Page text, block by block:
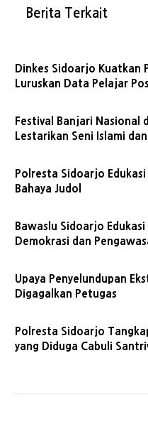
Berita Terkait
Dinkes Sidoarjo Kuatkan
Luruskan Data Pelajar
Festival Banjari Nasional
Lestarikan Seni Islami
Polresta Sidoarjo Edukasi
Bahaya Judol
Bawaslu Sidoarjo Edukasi
Demokrasi dan
Upaya Penyelundupan
Digagalkan Petugas
Polresta Sidoarjo
yang Diduga Cabuli